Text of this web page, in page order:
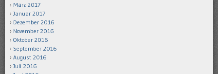
März 2017
Januar 2017
Dezember 2016
November 2016
Oktober 2016
September 2016
August 2016
Juli 2016